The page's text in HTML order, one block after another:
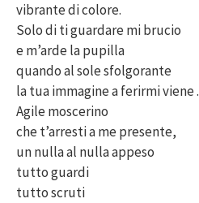
vibrante di colore.
Solo di ti guardare mi brucio
e m’arde la pupilla
quando al sole sfolgorante
la tua immagine a ferirmi viene .
Agile moscerino
che t’arresti a me presente,
un nulla al nulla appeso
tutto guardi
tutto scruti